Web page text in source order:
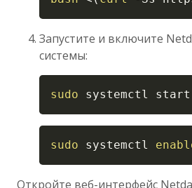
Запустите и включите
системы:
sudo systemctl start
sudo systemctl
Откройте веб-интерфейс